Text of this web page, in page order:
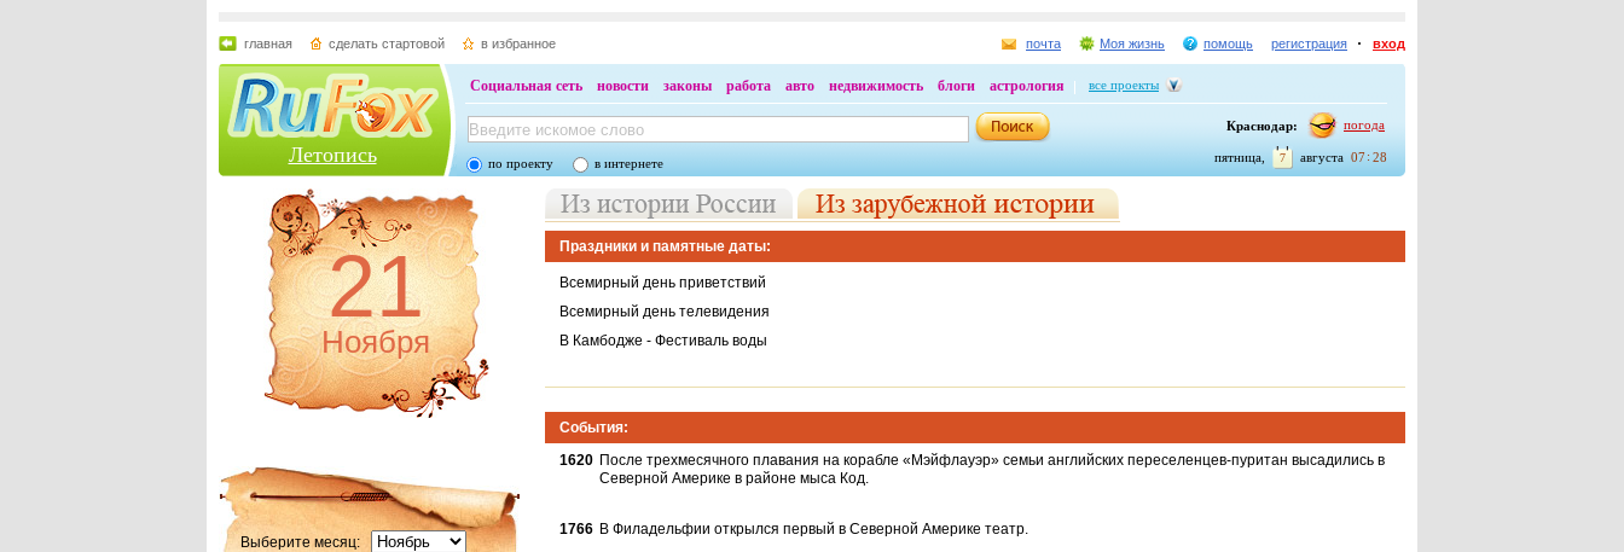
главная сделать стартовой в избранное почта Моя жизнь помощь регистрация вход
Летопись
Социальная сеть новости законы работа авто недвижимость блоги астрология все проекты
Краснодар: погода
07 28
августа
7
пятница,
по проекту в интернете
21
Ноября
Выберите месяц:
Праздники и памятные даты:
Всемирный день приветствий
Всемирный день телевидения
В Камбодже - Фестиваль воды
События:
1620 После трехмесячного плавания на кораб­ле «Мэйфлауэр» семьи английских переселен­цев-пуритан высадились в
Северной Америке в районе мыса Код.
1766 В Филадельфии открылся первый в Се­верной Америке театр.